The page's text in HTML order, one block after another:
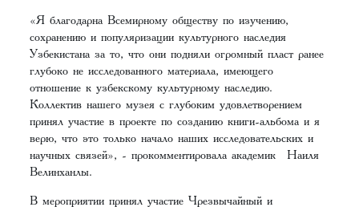
«Я благодарна Всемирному обществу по изучению,
сохранению и популяризации культурного наследия
Узбекистана за то, что они подняли огромный пласт ранее
глубоко не исследованного материала, имеющего
отношение к узбекскому культурному наследию.
Коллектив нашего музея с глубоким удовлетворением
принял участие в проекте по созданию книги-альбома и я
верю, что это только начало наших исследовательских и
научных связей», - прокомментировала академик Наиля
Велинханлы.
В мероприятии принял участие Чрезвычайный и